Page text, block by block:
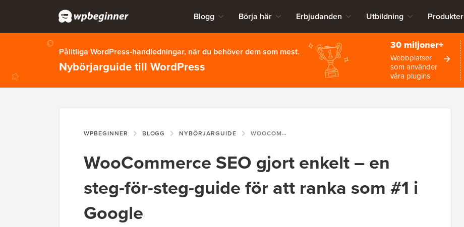
Blogg Börja här Erbjudanden Utbildning Produkter
Pålitliga WordPress-handledningar, när du behöver dem som mest.
Nybörjarguide till WordPress
30 miljoner+
Webbplatser
som använder
våra plugins
WPBEGINNER BLOGG NYBÖRJARGUIDE WOOCOMMERCE SEO GJORT ENKELT – EN STEG-FÖR-STEG-GUIDE FÖR ATT RANKA SOM #1 I GOOGLE
WooCommerce SEO gjort enkelt – en
steg-för-steg-guide för att ranka som #1 i
Google